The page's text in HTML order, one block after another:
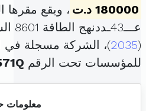
180000 د.ت
، ويقع مقرها
(
2035)، الشركة مسجلة في
للمؤسسات تحت الرقم
معلومات